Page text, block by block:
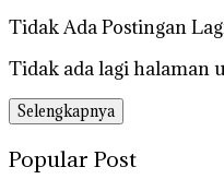
Tidak Ada Postingan
Tidak ada lagi halaman
Selengkapnya
Popular Post